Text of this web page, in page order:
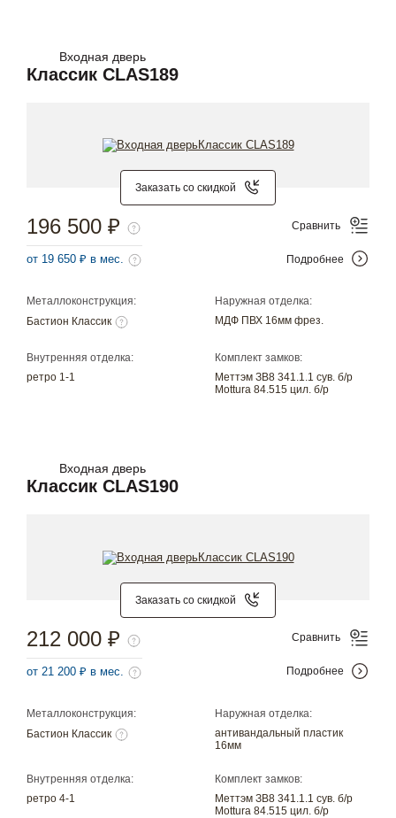
Входная дверь
Классик CLAS189
Заказать со скидкой
Металлоконструкция:
Бастион Классик
Наружная отделка:
МДФ ПВХ 16мм фрез.
Внутренняя отделка:
ретро 1-1
Комплект замков:
Меттэм ЗВ8 341.1.1 сув. б/р
Mottura 84.515 цил. б/р
196 500 ₽
от 19 650 ₽ в мес.
Сравнить
Подробнее
Входная дверь
Классик CLAS190
Заказать со скидкой
Металлоконструкция:
Бастион Классик
Наружная отделка:
антивандальный пластик
16мм
Внутренняя отделка:
ретро 4-1
Комплект замков:
Меттэм ЗВ8 341.1.1 сув. б/р
Mottura 84.515 цил. б/р
212 000 ₽
от 21 200 ₽ в мес.
Сравнить
Подробнее